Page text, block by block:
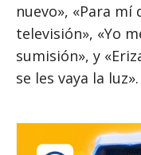
nuevo», «Para
televisión», «Yo
sumisión», y
se les vaya la luz».